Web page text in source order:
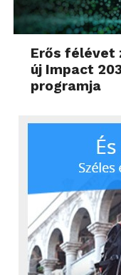
Erős félévet
új Impact
programja